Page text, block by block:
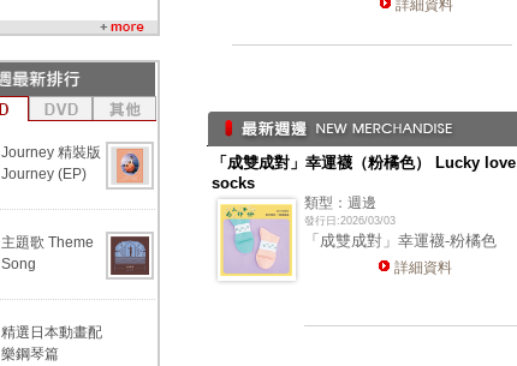
Journey 精裝版
Journey (EP)
主題歌 Theme
Song
精選日本動畫配
樂鋼琴篇
詳細資料
「成雙成對」幸運襪（粉橘色） Lucky love
socks
類型：週邊
發行日:2026/03/03
「成雙成對」幸運襪-粉橘色
詳細資料